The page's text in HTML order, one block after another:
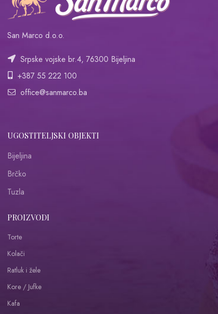
San Marco d.o.o.
Srpske vojske br.4, 76300 Bijeljina
+387 55 222 100
office@sanmarco.ba
UGOSTITELJSKI OBJEKTI
Bijeljina
Brčko
Tuzla
PROIZVODI
Torte
Kolači
Ratluk i žele
Kore / Jufke
Kafa